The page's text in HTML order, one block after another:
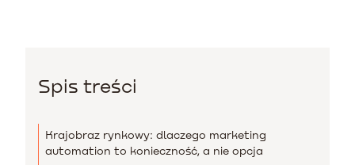
Spis treści
Krajobraz rynkowy: dlaczego marketing
automation to konieczność, a nie opcja